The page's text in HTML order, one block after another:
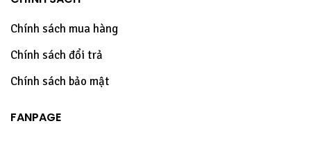
Chính sách mua hàng
Chính sách đổi trả
Chính sách bảo mật
FANPAGE